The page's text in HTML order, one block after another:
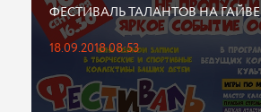
ФЕСТИВАЛЬ ТАЛАНТОВ НА ГАЙВЕ
18.09.2018 08:53